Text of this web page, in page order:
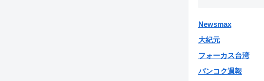
Newsmax
大紀元
フォーカス台湾
バンコク週報